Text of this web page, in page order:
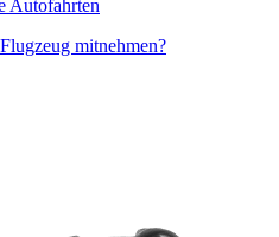
Autofahrten
mitnehmen?